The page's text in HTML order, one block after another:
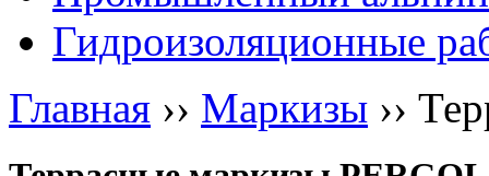
Гидроизоляционные
Главная ›› Маркизы ››